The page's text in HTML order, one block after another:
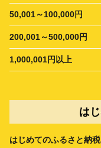
50,001～100,000円
200,001～500,000円
1,000,001円以上
は
はじめてのふるさと納税